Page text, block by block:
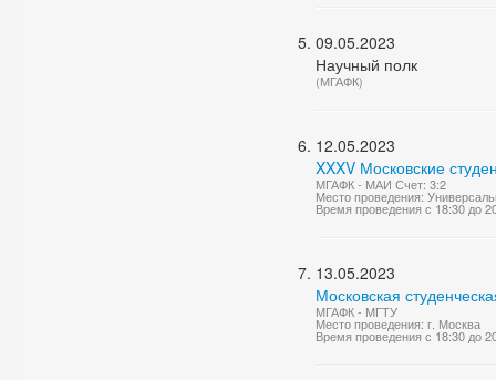
09.05.2023
Научный полк
(МГАФК)
12.05.2023
XXXV Московские
МГАФК - МАИ Счет: 3:2
Место проведения:
Время проведения с 18:30 до
13.05.2023
Московская
МГАФК - МГТУ
Место проведения: г. Москва
Время проведения с 18:30 до